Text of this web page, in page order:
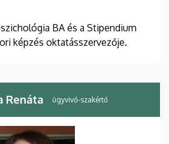
BA és a Stipendium
képzés oktatásszervezője.
Renáta ügyvivő-szakértő